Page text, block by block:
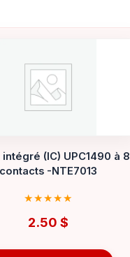
(IC) UPC1490 à 8
contacts -NTE7013
2.50 $